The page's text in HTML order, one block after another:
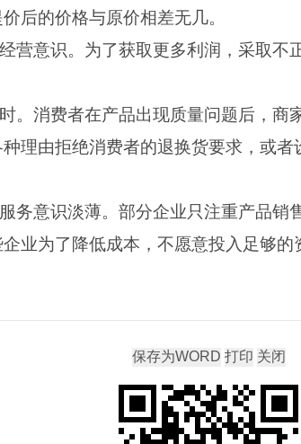
后的价格与原价相差无几。
营意识。为了获取更多利润，采取不
。消费者在产品出现质量问题后，
理由拒绝消费者的退换货要求，或
务意识淡薄。部分企业只注重产品
业为了降低成本，不愿意投入足够的